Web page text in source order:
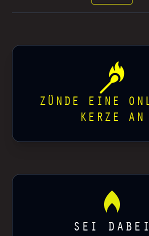
ZÜNDE EINE
KERZE AN
SEI DABEI